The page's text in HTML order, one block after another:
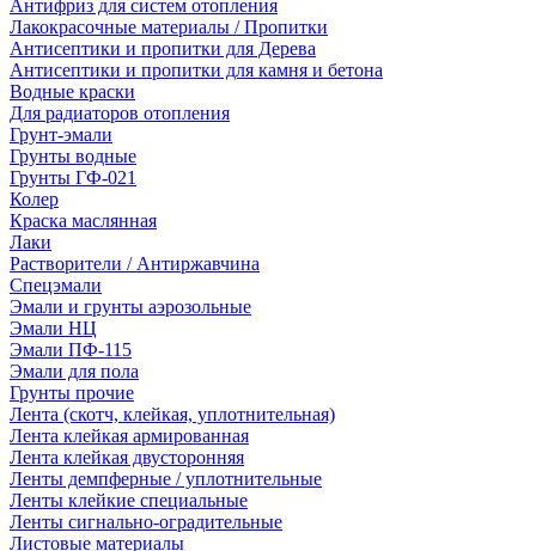
Антифриз для систем отопления
Лакокрасочные материалы / Пропитки
Антисептики и пропитки для Дерева
Антисептики и пропитки для камня и бетона
Водные краски
Для радиаторов отопления
Грунт-эмали
Грунты водные
Грунты ГФ-021
Колер
Краска маслянная
Лаки
Растворители / Антиржавчина
Спецэмали
Эмали и грунты аэрозольные
Эмали НЦ
Эмали ПФ-115
Эмали для пола
Грунты прочие
Лента (скотч, клейкая, уплотнительная)
Лента клейкая армированная
Лента клейкая двусторонняя
Ленты демпферные / уплотнительные
Ленты клейкие специальные
Ленты сигнально-оградительные
Листовые материалы